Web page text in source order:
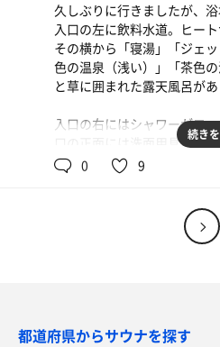
合計：3セット
出入口付近では、看板猫が
久しぶりに行きましたが、浴
入口の左に飲料水道。ヒー
その横から「寝湯」「ジェ
色の温泉（浅い）」「茶色
と草に囲まれた露天風呂があ
入口の右にはシャワーが二
口の正面には洗面用具を置
け湯の槽。洗い場から露天風
最初は露天風呂で外気浴を
が滑るので、あとは途中の
になる力士が多く、気づいた
続き
0 9
都道府県からサウナを探す